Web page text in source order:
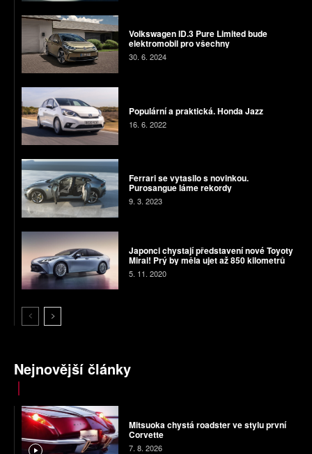
Volkswagen ID.3 Pure Limited bude
elektromobil pro všechny
30. 6. 2024
Populární a praktická. Honda Jazz
16. 6. 2022
Ferrari se vytasilo s novinkou.
Purosangue láme rekordy
9. 3. 2023
Japonci chystají představení nové Toyoty
Mirai! Prý by měla ujet až 850 kilometrů
5. 11. 2020
Nejnovější články
Mitsuoka chystá roadster ve stylu první
Corvette
7. 8. 2026